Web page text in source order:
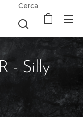
Cerca
- Silly